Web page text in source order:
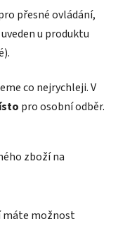
přesné ovládání,
u produktu
co nejrychleji. V
pro osobní odběr.
zboží na
máte možnost